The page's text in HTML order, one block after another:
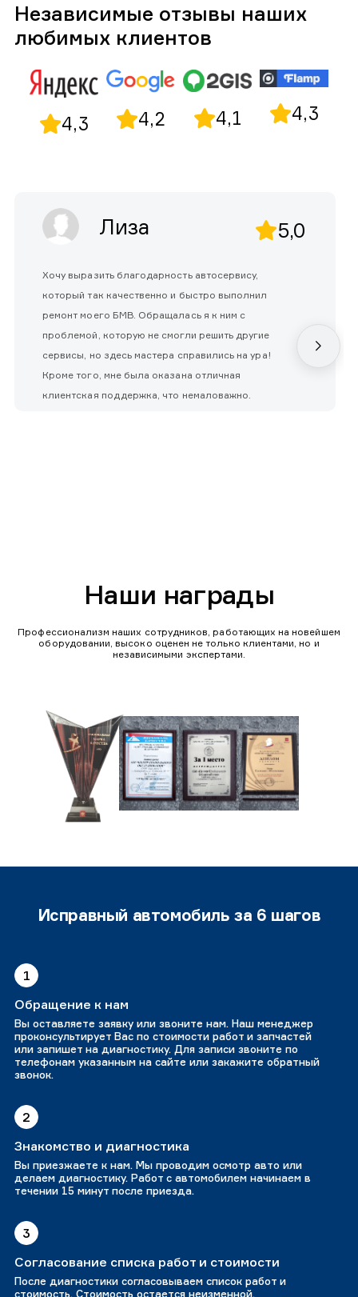
Независимые отзывы наших
любимых клиентов
4,3 4,2 4,1 4,3
Лиза 5,0
Хочу выразить благодарность автосервису,
который так качественно и быстро выполнил
ремонт моего БМВ. Обращалась я к ним с
проблемой, которую не смогли решить другие
сервисы, но здесь мастера справились на ура!
Кроме того, мне была оказана отличная
клиентская поддержка, что немаловажно.
Наши награды
Профессионализм наших сотрудников, работающих на новейшем
оборудовании, высоко оценен не только клиентами, но и
независимыми экспертами.
Исправный автомобиль за 6 шагов
1
Обращение к нам
Вы оставляете заявку или звоните нам. Наш менеджер
проконсультирует Вас по стоимости работ и запчастей
или запишет на диагностику. Для записи звоните по
телефонам указанным на сайте или закажите обратный
звонок.
2
Знакомство и диагностика
Вы приезжаете к нам. Мы проводим осмотр авто или
делаем диагностику. Работ с автомобилем начинаем в
течении 15 минут после приезда.
3
Согласование списка работ и стоимости
После диагностики согласовываем список работ и
стоимость. Стоимость остается неизменной.